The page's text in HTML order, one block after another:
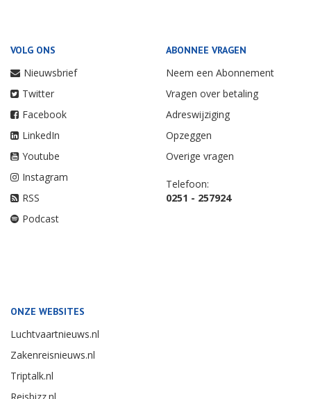
VOLG ONS
Nieuwsbrief
Twitter
Facebook
LinkedIn
Youtube
Instagram
RSS
Podcast
ABONNEE VRAGEN
Neem een Abonnement
Vragen over betaling
Adreswijziging
Opzeggen
Overige vragen
Telefoon:
0251 - 257924
ONZE WEBSITES
Luchtvaartnieuws.nl
Zakenreisnieuws.nl
Triptalk.nl